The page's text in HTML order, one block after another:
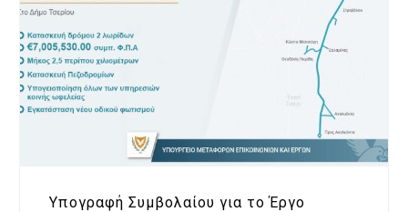
Υπογραφή Συμβολαίου για το Έργο